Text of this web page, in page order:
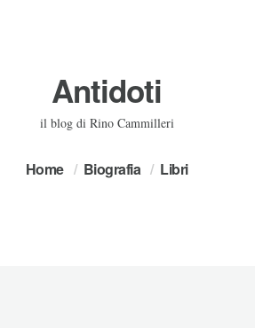
Antidoti
il blog di Rino Cammilleri
Home Biografia Libri